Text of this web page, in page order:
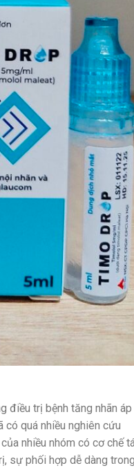
điều trị bệnh tăng nhãn áp
có quá nhiều nghiên cứu
nhiều nhóm có cơ chế
sự phối hợp dễ dàng trong